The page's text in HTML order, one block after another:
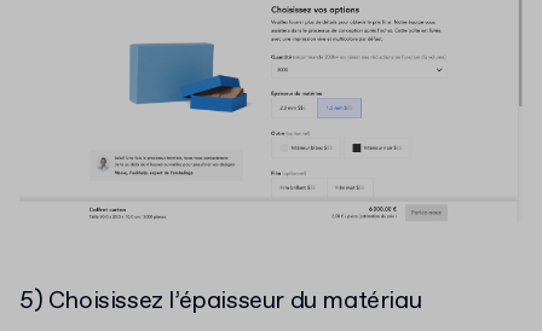
5) Choisissez l’épaisseur du matériau